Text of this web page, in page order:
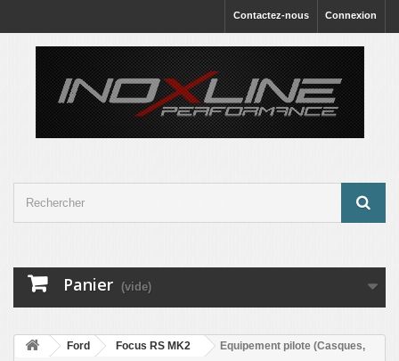
Connexion
Contactez-nous
Panier (vide)
Ford Focus RS MK2
Equipement pilote (Casques,